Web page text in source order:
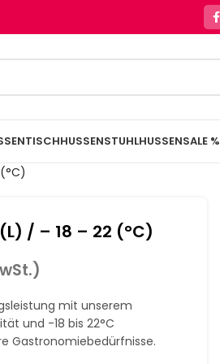
TISCHHUSSENSTUHLHUSSENSALE %
/ – 18 – 22 (°C)
mit unserem
und -18 bis 22°C
Gastronomiebedürfnisse.